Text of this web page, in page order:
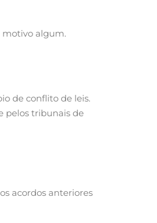
motivo algum.
de conflito de leis.
pelos tribunais de
acordos anteriores